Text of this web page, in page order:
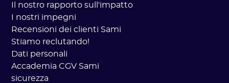
Il nostro rapporto sull'impatto
I nostri impegni
Recensioni dei clienti Sami
Stiamo reclutando!
Dati personali
Accademia CGV Sami
sicurezza